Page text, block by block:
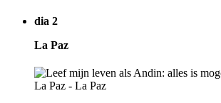
dia 2
La Paz